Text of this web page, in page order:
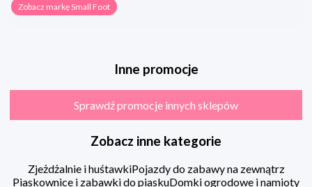
Zobacz markę Small Foot
Inne promocje
Sprawdź promocje innych sklepów
Zobacz inne kategorie
Zjeżdżalnie i huśtawkiPojazdy do zabawy na zewnątrz
Piaskownice i zabawki do piaskuDomki ogrodowe i namioty